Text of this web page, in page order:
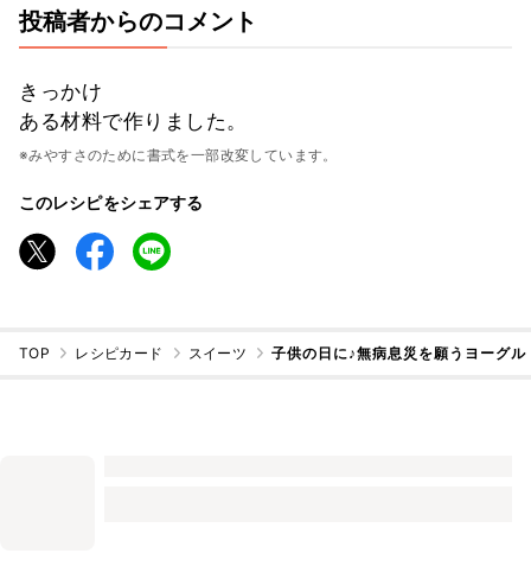
投稿者からのコメント
きっかけ
ある材料で作りました。
※みやすさのために書式を一部改変しています。
このレシピをシェアする
TOP レシピカード スイーツ 子供の日に♪無病息災を願うヨーグ